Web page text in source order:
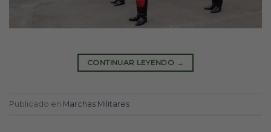
CONTINUAR LEYENDO →
Publicado en Marchas Militares